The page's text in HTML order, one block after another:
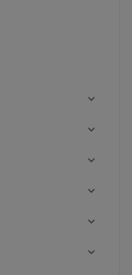
expand_more
expand_more
expand_more
expand_more
expand_more
expand_more